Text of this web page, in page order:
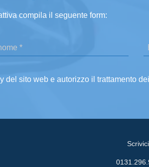
compila il seguente form:
del sito web e autorizzo il trattamento
Scrivici